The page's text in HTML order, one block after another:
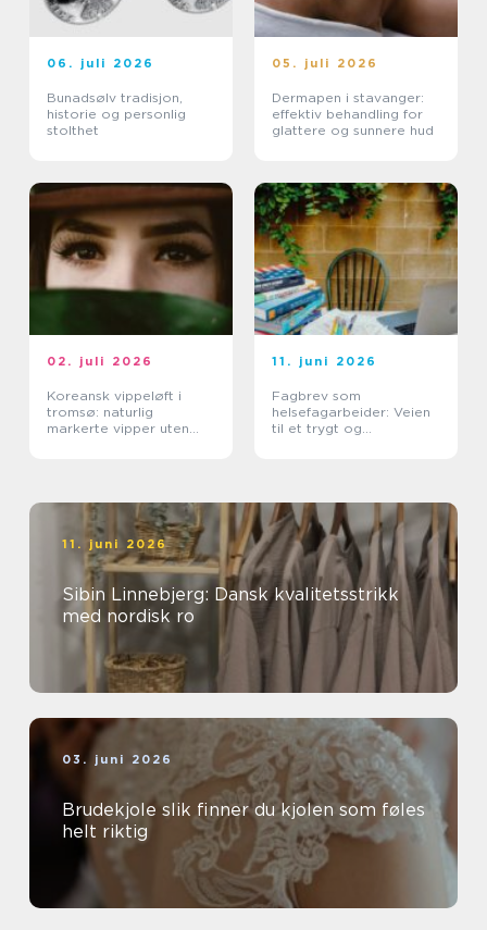
06. juli 2026
Bunadsølv tradisjon,
historie og personlig
stolthet
05. juli 2026
Dermapen i stavanger:
effektiv behandling for
glattere og sunnere hud
02. juli 2026
Koreansk vippeløft i
tromsø: naturlig
markerte vipper uten
11. juni 2026
Fagbrev som
helsefagarbeider: Veien
til et trygt og
11. juni 2026
Sibin Linnebjerg: Dansk kvalitetsstrikk
med nordisk ro
03. juni 2026
Brudekjole slik finner du kjolen som føles
helt riktig